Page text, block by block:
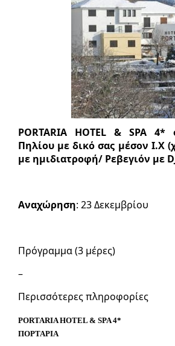
PORTARIA HOTEL & SPA 4*
Πηλίου με δικό σας μέσον Ι.Χ
με ημιδιατροφή/ Ρεβεγιόν με
Αναχώρηση: 23 Δεκεμβρίου
Πρόγραμμα (3 μέρες)
–
Περισσότερες πληροφορίες
PORTARIA HOTEL & SPA 4*
ΠΟΡΤΑΡΙΑ